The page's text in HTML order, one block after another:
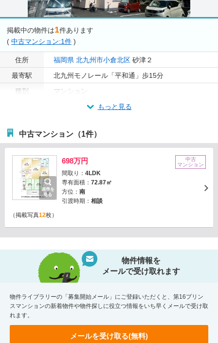
掲載中の物件は1件あります
( 中古マンション:1件 )
住所 福岡県 北九州市小倉北区 砂津２
最寄駅
北九州モノレール「平和通」歩15分
種別
マンション
もっと見る
中古マンション（1件）
画像を
見る
698万円
間取り： 4LDK
専有面積： 72.87㎡
方位： 南
引渡時期： 相談
中古
マンション
（掲載写真12枚）
物件情報を
メールで受け取れます
物件ライブラリーの「募集開始メール」にご登録いただくと、第16プリン
スマンションの新着物件や物件探しに役立つ情報をいち早くメールで受け取
れます。
メールを受け取る(無料)